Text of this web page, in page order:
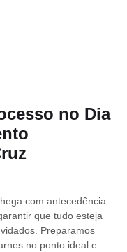
no Dia
com antecedência
que tudo esteja
Preparamos
no ponto ideal e